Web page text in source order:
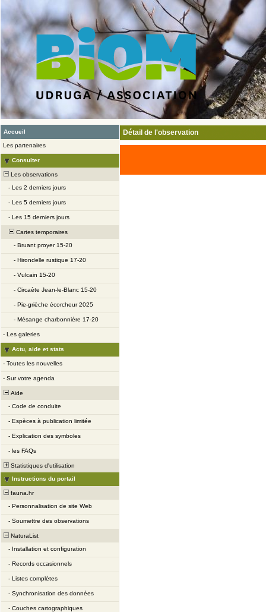
Accueil
Les partenaires
Consulter
Les observations
- Les 2 derniers jours
- Les 5 derniers jours
- Les 15 derniers jours
Cartes temporaires
- Bruant proyer 15-20
- Hirondelle rustique 17-20
- Vulcain 15-20
- Circaète Jean-le-Blanc 15-20
- Pie-grièche écorcheur 2025
- Mésange charbonnière 17-20
- Les galeries
Actu, aide et stats
- Toutes les nouvelles
- Sur votre agenda
Aide
- Code de conduite
- Espèces à publication limitée
- Explication des symboles
- les FAQs
Statistiques d'utilisation
Instructions du portail
fauna.hr
- Personnalisation de site Web
- Soumettre des observations
NaturaList
- Installation et configuration
- Records occasionnels
- Listes complètes
- Synchronisation des données
- Couches cartographiques
Détail de l'observation